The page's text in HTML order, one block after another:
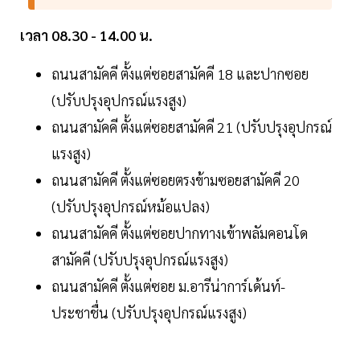
เวลา 08.30 - 14.00 น.
ถนนสามัคคี ตั้งแต่ซอยสามัคคี 18 และปากซอย
(ปรับปรุงอุปกรณ์แรงสูง)
ถนนสามัคคี ตั้งแต่ซอยสามัคคี 21 (ปรับปรุงอุปกรณ์
แรงสูง)
ถนนสามัคคี ตั้งแต่ซอยตรงข้ามซอยสามัคคี 20
(ปรับปรุงอุปกรณ์หม้อแปลง)
ถนนสามัคคี ตั้งแต่ซอยปากทางเข้าพลัมคอนโด
สามัคคี (ปรับปรุงอุปกรณ์แรงสูง)
ถนนสามัคคี ตั้งแต่ซอย ม.อารีน่าการ์เด้นท์-
ประชาชื่น (ปรับปรุงอุปกรณ์แรงสูง)